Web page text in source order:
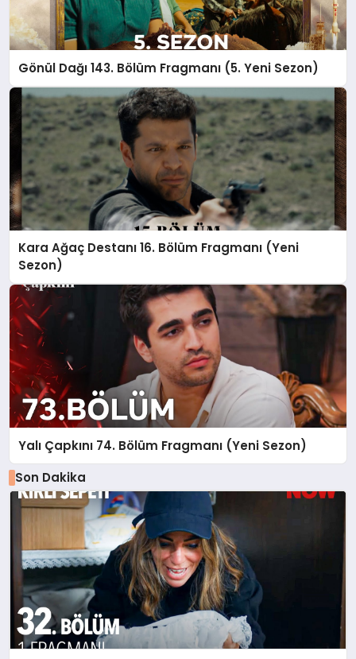
Gönül Dağı 143. Bölüm Fragmanı (5. Yeni Sezon)
Kara Ağaç Destanı 16. Bölüm Fragmanı (Yeni
Sezon)
Yalı Çapkını 74. Bölüm Fragmanı (Yeni Sezon)
Son Dakika